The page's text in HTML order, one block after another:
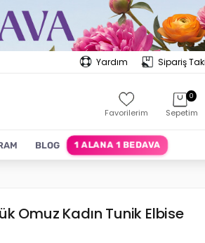
Yardım Sipariş
Sepetim
0
Favorilerim
BLOG 1 ALANA 1 BEDAVA
Omuz Kadın Tunik Elbise